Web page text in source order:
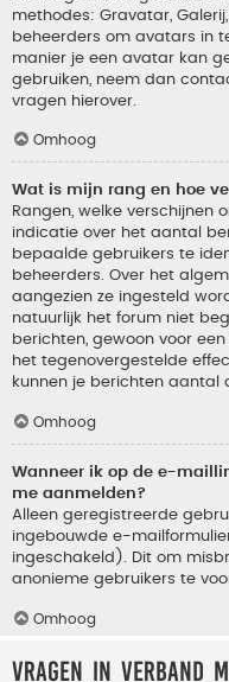
methodes: Gravatar,
beheerders om avatars in
manier je een avatar kan
gebruiken, neem dan
vragen hierover.
Omhoog
Wat is mijn rang en hoe
Rangen, welke verschijnen
indicatie over het aantal
bepaalde gebruikers te
beheerders. Over het
aangezien ze ingesteld
natuurlijk het forum niet
berichten, gewoon voor
het tegenovergestelde
kunnen je berichten aantal
Omhoog
Wanneer ik op de e-
me aanmelden?
Alleen geregistreerde
ingebouwde e-
ingeschakeld). Dit om
anonieme gebruikers te
Omhoog
Vragen in verband